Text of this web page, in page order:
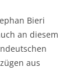
Bieri
an diesem
aus